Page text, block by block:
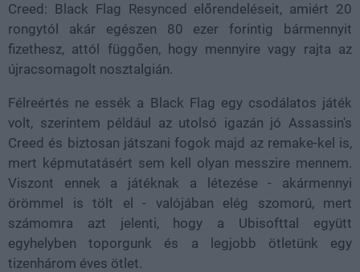
Creed: Black Flag Resynced előrendeléseit, amiért 20
rongytól akár egészen 80 ezer forintig bármennyit
fizethesz, attól függően, hogy mennyire vagy rajta az
újracsomagolt nosztalgián.
Félreértés ne essék a Black Flag egy csodálatos játék
volt, szerintem például az utolsó igazán jó Assassin's
Creed és biztosan játszani fogok majd az remake-kel is,
mert képmutatásért sem kell olyan messzire mennem.
Viszont ennek a játéknak a létezése - akármennyi
örömmel is tölt el - valójában elég szomorú, mert
számomra azt jelenti, hogy a Ubisofttal együtt
egyhelyben toporgunk és a legjobb ötletünk egy
tizenhárom éves ötlet.